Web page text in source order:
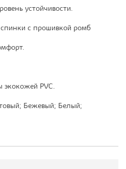
устойчивости.
с прошивкой ромб
экокожей PVC.
Бежевый; Белый;